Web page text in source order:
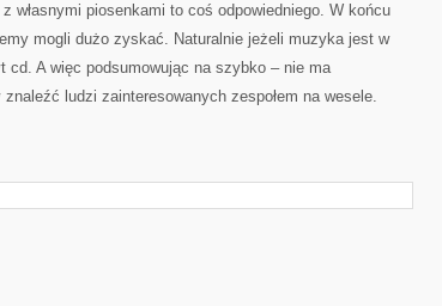
własnymi piosenkami to coś odpowiedniego. W końcu
mogli dużo zyskać. Naturalnie jeżeli muzyka jest w
cd. A więc podsumowując na szybko – nie ma
ludzi zainteresowanych zespołem na wesele.